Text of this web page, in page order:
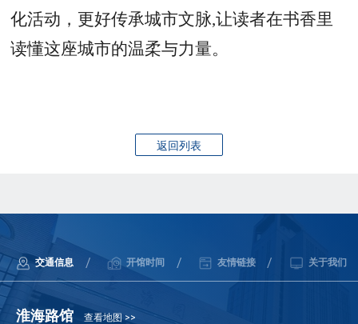
化活动，更好传承城市文脉,让读者在书香里
读懂这座城市的温柔与力量。
返回列表
交通信息 / 开馆时间 / 友情链接 / 关于我们
淮海路馆 查看地图 >>